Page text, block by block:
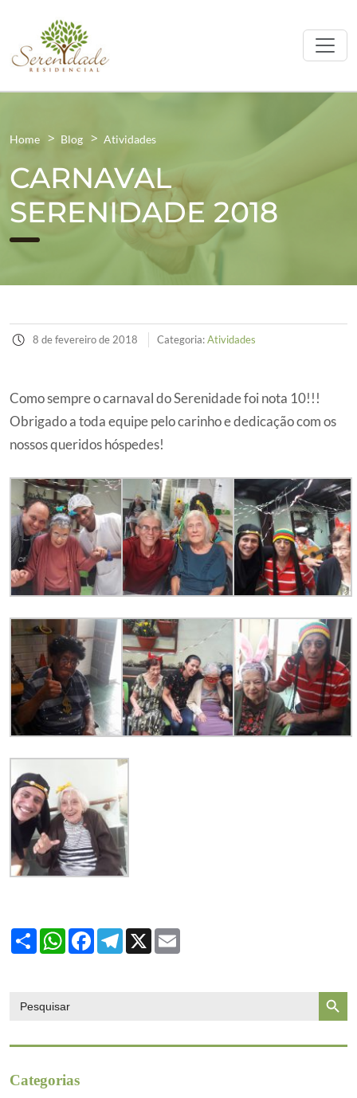
Home Blog Atividades
CARNAVAL
SERENIDADE 2018
8 de fevereiro de 2018 Categoria:Atividades
Como sempre o carnaval do Serenidade foi nota 10!!!
Obrigado a toda equipe pelo carinho e dedicação com os
nossos queridos hóspedes!
ShareWhatsApp
FacebookTelegram
X
for:
Search
Categorias